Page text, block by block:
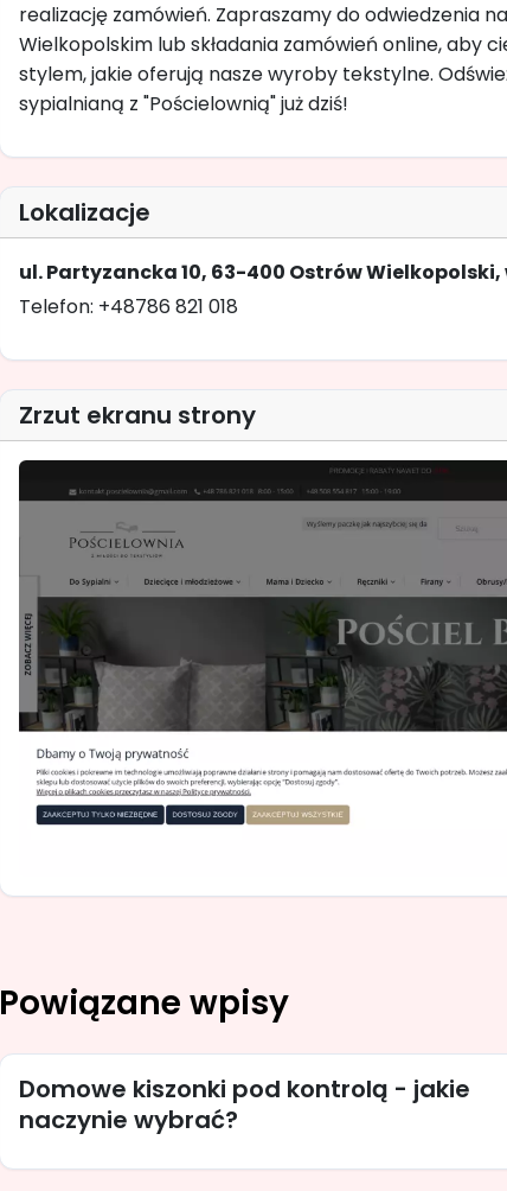
realizację zamówień. Zapraszamy do odwiedzenia
Wielkopolskim lub składania zamówień online, aby
stylem, jakie oferują nasze wyroby tekstylne.
sypialnianą z "Pościelownią" już dziś!
Lokalizacje
ul. Partyzancka 10, 63-400 Ostrów
Telefon: +48786 821 018
Zrzut ekranu strony
Powiązane wpisy
Domowe kiszonki pod kontrolą - jakie
naczynie wybrać?